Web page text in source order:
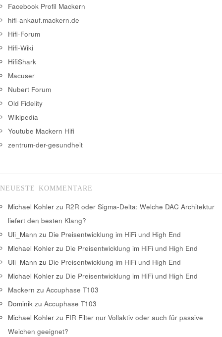
Facebook Profil Mackern
hifi-ankauf.mackern.de
Hifi-Forum
Hifi-Wiki
HifiShark
Macuser
Nubert Forum
Old Fidelity
Wikipedia
Youtube Mackern Hifi
zentrum-der-gesundheit
NEUESTE KOMMENTARE
Michael Kohler zu R2R oder Sigma-Delta: Welche DAC Architektur
liefert den besten Klang?
Uli_Mann zu Die Preisentwicklung im HiFi und High End
Michael Kohler zu Die Preisentwicklung im HiFi und High End
Uli_Mann zu Die Preisentwicklung im HiFi und High End
Michael Kohler zu Die Preisentwicklung im HiFi und High End
Mackern zu Accuphase T103
Dominik zu Accuphase T103
Michael Kohler zu FIR Filter nur Vollaktiv oder auch für passive
Weichen geeignet?